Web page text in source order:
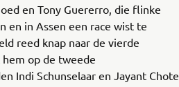
en Tony Guererro, die flinke
en in Assen een race wist te
reed knap naar de vierde
op de tweede
Indi Schunselaar en Jayant Chote